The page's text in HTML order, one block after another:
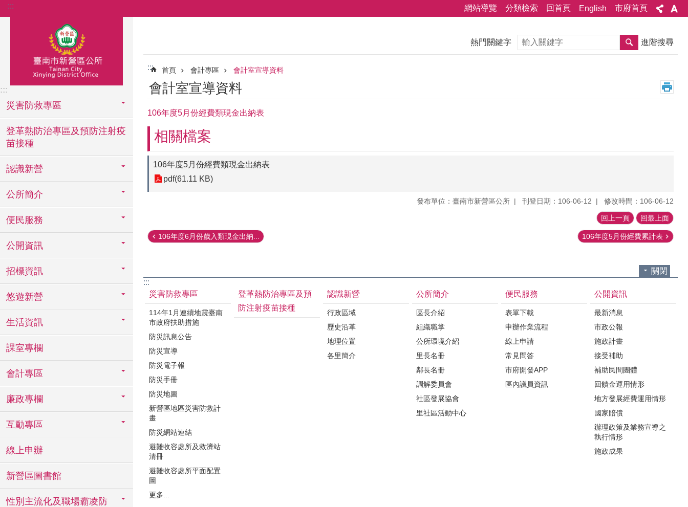
跳到主要內容區塊
::: 網站導覽 分類檢索 回首頁 English 市府首頁
:::
災害防救專區
登革熱防治專區及預防注射疫
苗接種
認識新營
公所簡介
便民服務
公開資訊
招標資訊
悠遊新營
生活資訊
課室專欄
會計專區
廉政專欄
互動專區
線上申辦
新營區圖書館
性別主流化及職場霸凌防
熱門關鍵字 搜尋 進階搜尋
::: 首頁 會計專區 會計室宣導資料
會計室宣導資料
106年度5月份經費類現金出納表
相關檔案
106年度5月份經費類現金出納表
pdf(61.11 KB)
發布單位：臺南市新營區公所 刊登日期：106-06-12 修改時間：106-06-12
回上一頁 回最上面
106年度6月份歲入類現金出納... 106年度5月份經費累計表
關閉
:::
災害防救專區
114年1月連續地震臺南
市政府扶助措施
防災訊息公告
防災宣導
防災電子報
防災手冊
防災地圖
新營區地區災害防救計
畫
防災網站連結
避難收容處所及救濟站
清冊
避難收容處所平面配置
圖
更多...
登革熱防治專區及預
防注射疫苗接種
認識新營
行政區域
歷史沿革
地理位置
各里簡介
公所簡介
區長介紹
組織職掌
公所環境介紹
里長名冊
鄰長名冊
調解委員會
社區發展協會
里社區活動中心
便民服務
表單下載
申辦作業流程
線上申請
常見問答
市府開發APP
區內議員資訊
公開資訊
最新消息
市政公報
施政計畫
接受補助
補助民間團體
回饋金運用情形
地方發展經費運用情形
國家賠償
辦理政策及業務宣導之
執行情形
施政成果